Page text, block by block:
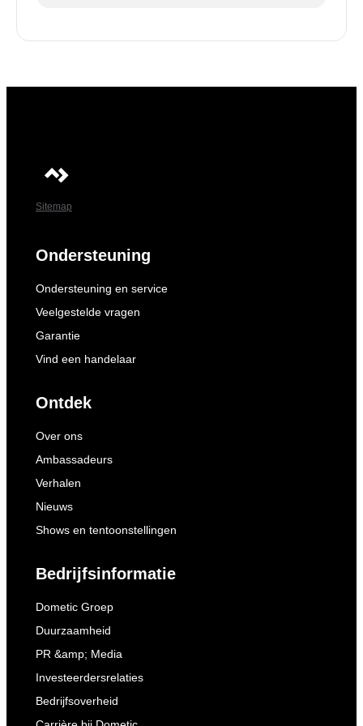
Sitemap
Ondersteuning
Ondersteuning en service
Veelgestelde vragen
Garantie
Vind een handelaar
Ontdek
Over ons
Ambassadeurs
Verhalen
Nieuws
Shows en tentoonstellingen
Bedrijfsinformatie
Dometic Groep
Duurzaamheid
PR &amp; Media
Investeerdersrelaties
Bedrijfsoverheid